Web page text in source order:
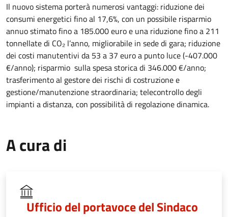
Il nuovo sistema porterà numerosi vantaggi: riduzione dei
consumi energetici fino al 17,6%, con un possibile risparmio
annuo stimato fino a 185.000 euro e una riduzione fino a 211
tonnellate di CO₂ l’anno, migliorabile in sede di gara; riduzione
dei costi manutentivi da 53 a 37 euro a punto luce (-407.000
€/anno); risparmio sulla spesa storica di 346.000 €/anno;
trasferimento al gestore dei rischi di costruzione e
gestione/manutenzione straordinaria; telecontrollo degli
impianti a distanza, con possibilità di regolazione dinamica.
A cura di
Ufficio del portavoce del Sindaco